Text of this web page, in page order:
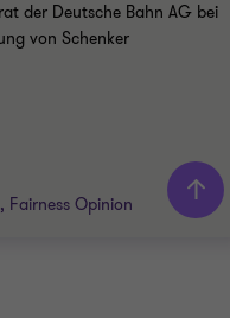
der Deutsche Bahn AG bei
von Schenker
Fairness Opinion
team